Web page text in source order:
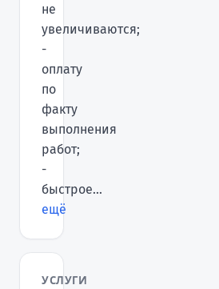
не
увеличиваются;
-
оплату
по
факту
выполнения
работ;
-
быстрое...
ещё
УСЛУГИ